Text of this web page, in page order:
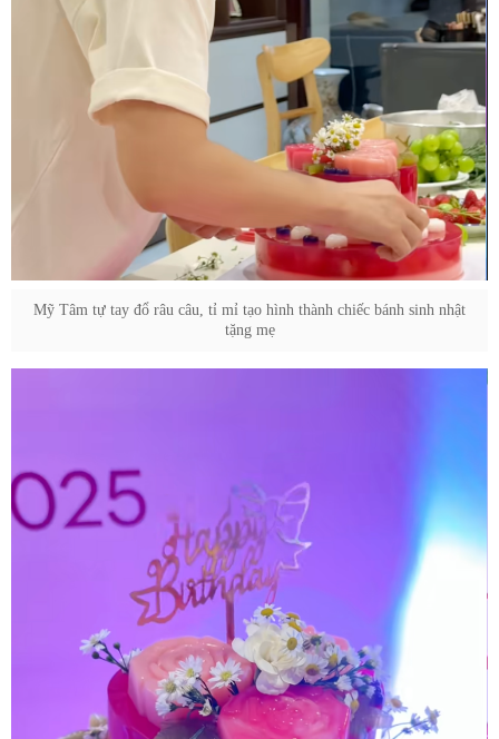
Mỹ Tâm tự tay đổ râu câu, tỉ mỉ tạo hình thành chiếc bánh sinh nhật
tặng mẹ